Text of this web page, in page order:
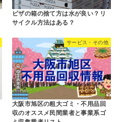
ピザの箱の捨て方は水が良い？リ
サイクル方法はある？
サービス・その他
大阪市旭区の粗大ゴミ・不用品回
収のオススメ民間業者と事業系ゴ